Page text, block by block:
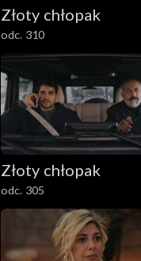
Złoty chłopak
odc. 310
Złoty chłopak
odc. 305